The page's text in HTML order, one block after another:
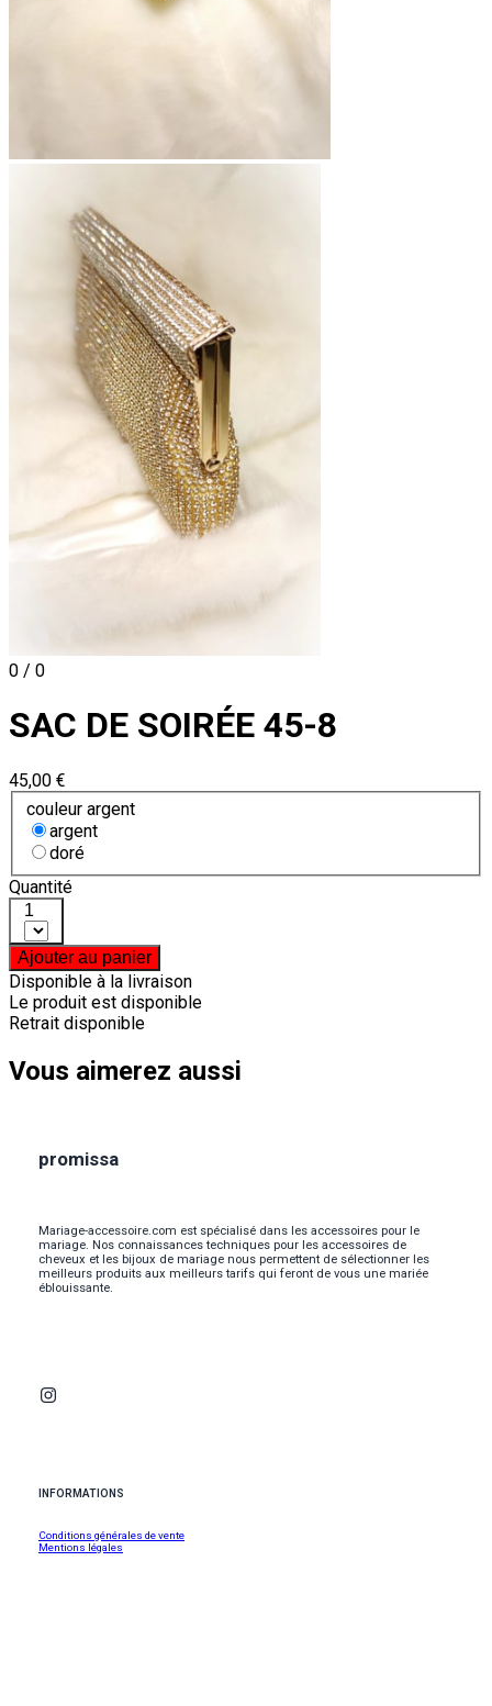
0 / 0
SAC DE SOIRÉE 45-8
45,00 €
couleur argent
argent
doré
Quantité
1
Ajouter au panier
Disponible à la livraison
Le produit est disponible
Retrait disponible
Vous aimerez aussi
promissa
INFORMATIONS
Conditions générales de vente
Mentions légales
Mariage-accessoire.com est spécialisé dans les accessoires pour le
mariage. Nos connaissances techniques pour les accessoires de
cheveux et les bijoux de mariage nous permettent de sélectionner les
meilleurs produits aux meilleurs tarifs qui feront de vous une mariée
éblouissante.